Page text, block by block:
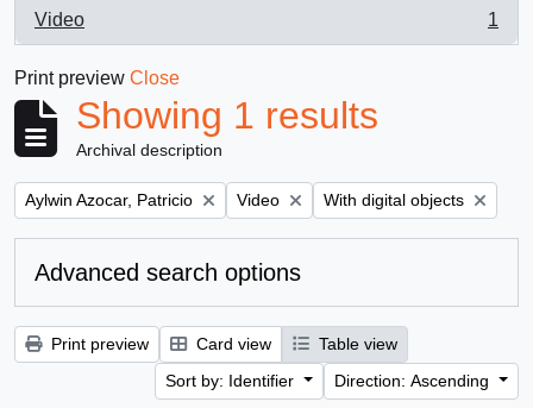
Video
, 1 results
1
Print preview Close
Showing 1 results
Archival description
Remove filter:
Aylwin Azocar, Patricio Remove filter:
Video Remove filter:
With digital objects
Advanced search options
Print preview Card view
Table view
Sort by: Identifier
Direction: Ascending